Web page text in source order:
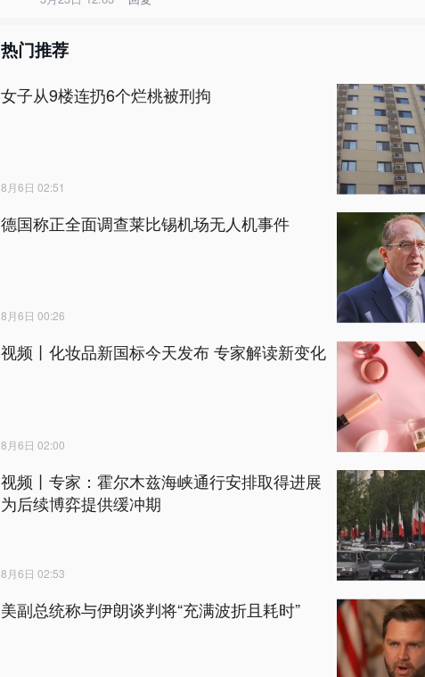
热门推荐
女子从9楼连扔6个烂桃被刑拘
8月6日 02:51
德国称正全面调查莱比锡机场无人机事件
8月6日 00:26
视频丨化妆品新国标今天发布 专家解读新变化
8月6日 02:00
视频丨专家：霍尔木兹海峡通行安排取得进展
为后续博弈提供缓冲期
8月6日 02:53
美副总统称与伊朗谈判将“充满波折且耗时”